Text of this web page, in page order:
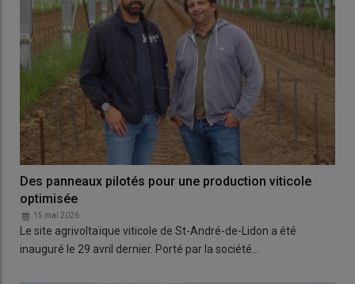
Des panneaux pilotés pour une production viticole
optimisée
15 mai 2026
Le site agrivoltaïque viticole de St-André-de-Lidon a été
inauguré le 29 avril dernier. Porté par la société…